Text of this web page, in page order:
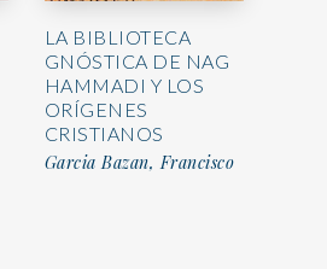
LA BIBLIOTECA
GNÓSTICA DE NAG
HAMMADI Y LOS
ORÍGENES
CRISTIANOS
Garcia Bazan, Francisco